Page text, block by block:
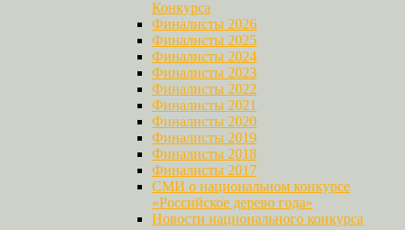
Конкурса
Финалисты 2026
Финалисты 2025
Финалисты 2024
Финалисты 2023
Финалисты 2022
Финалисты 2021
Финалисты 2020
Финалисты 2019
Финалисты 2018
Финалисты 2017
СМИ о национальном конкурсе
«Российское дерево года»
Новости национального конкурса